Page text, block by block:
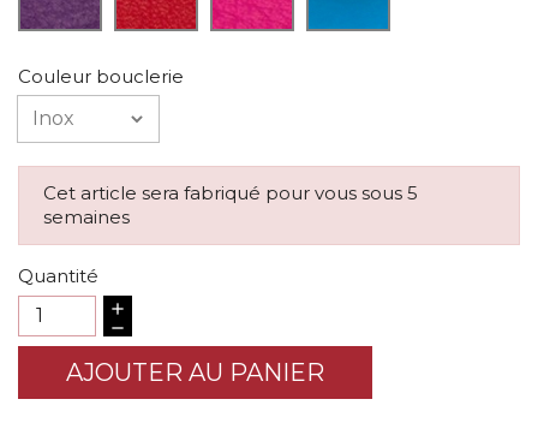
Couleur bouclerie
Cet article sera fabriqué pour vous sous 5
semaines
Quantité
AJOUTER AU PANIER